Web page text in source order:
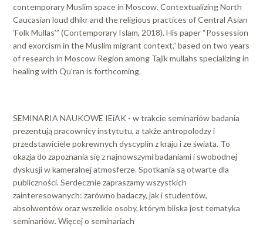
contemporary Muslim space in Moscow. Contextualizing North
Caucasian loud dhikr and the religious practices of Central Asian
‘Folk Mullas’” (Contemporary Islam, 2018). His paper “Possession
and exorcism in the Muslim migrant context,” based on two years
of research in Moscow Region among Tajik mullahs specializing in
healing with Qu’ran is forthcoming.
SEMINARIA NAUKOWE IEiAK - w trakcie seminariów badania
prezentują pracownicy instytutu, a także antropolodzy i
przedstawiciele pokrewnych dyscyplin z kraju i ze świata. To
okazja do zapoznania się z najnowszymi badaniami i swobodnej
dyskusji w kameralnej atmosferze. Spotkania są otwarte dla
publiczności. Serdecznie zapraszamy wszystkich
zainteresowanych: zarówno badaczy, jak i studentów,
absolwentów oraz wszelkie osoby, którym bliska jest tematyka
seminariów. Więcej o seminariach